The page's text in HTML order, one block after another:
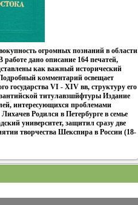
огромных познаний в области
дано описание 164 печатей,
как важный исторический
комментарий освещает
государства VI - XIV вв, структуру его
титулавзшйфтуры Издание
интересующихся проблемами
Родился в Петербурге в семье
университет, защитил сразу две
творчества Шекспира в России (18-